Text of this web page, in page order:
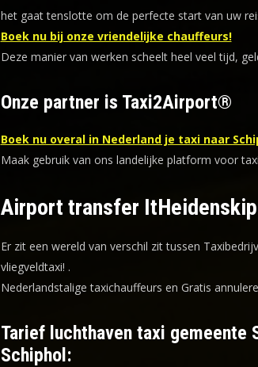
het gaat tenslotte om de perfecte start van uw
Boek nu bij onze vriendelijke chauffeurs!
Deze manier van werken scheelt heel veel tijd,
Onze partner is Taxi2Airport®
Boek nu overal in Nederland je taxi naar
Maak gebruik van ons landelijke platform voor
Airport transfer ItHeidenskip
Er zit een wereld van verschil zit tussen
vliegveldtaxi! .
Nederlandstalige taxichauffeurs en Gratis
Tarief luchthaven taxi gemeente
Schiphol: